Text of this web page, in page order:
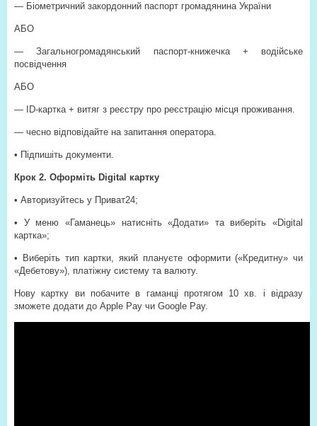
— Біометричний закордонний паспорт громадянина України
АБО
— Загальногромадянський паспорт-книжечка + водійське
посвідчення
АБО
— ID-картка + витяг з реєстру про реєстрацію місця проживання.
— чесно відповідайте на запитання оператора.
• Підпишіть документи.
Крок 2. Оформіть Digital картку
• Авторизуйтесь у Приват24;
• У меню «Гаманець» натисніть «Додати» та виберіть «Digital
картка»;
• Виберіть тип картки, який плануєте оформити («Кредитну» чи
«Дебетову»), платіжну систему та валюту.
Нову картку ви побачите в гаманці протягом 10 хв. і відразу
зможете додати до Apple Pay чи Google Pay.